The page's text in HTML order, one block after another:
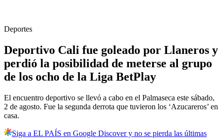
Deportes
Deportivo Cali fue goleado por Llaneros y
perdió la posibilidad de meterse al grupo
de los ocho de la Liga BetPlay
El encuentro deportivo se llevó a cabo en el Palmaseca este sábado,
2 de agosto. Fue la segunda derrota que tuvieron los ‘Azucareros’ en
casa.
Siga a EL PAÍS en Google Discover y no se pierda las últimas